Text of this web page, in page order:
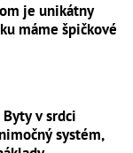
je unikátny
máme špičkové
v srdci
systém,